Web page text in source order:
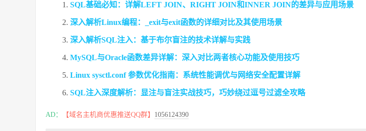
SQL基础必知：详解LEFT JOIN、RIGHT JOIN和INNER JOIN的差异与应用场景
深入解析Linux编程：_exit与exit函数的详细对比及其使用场景
深入解析SQL注入：基于布尔盲注的技术详解与实践
MySQL与Oracle函数差异详解：深入对比两者核心功能及使用技巧
Linux sysctl.conf 参数优化指南：系统性能调优与网络安全配置详解
SQL注入深度解析：显注与盲注实战技巧，巧妙绕过逗号过滤全攻略
AD： 【域名主机商优惠推送QQ群】 1056124390